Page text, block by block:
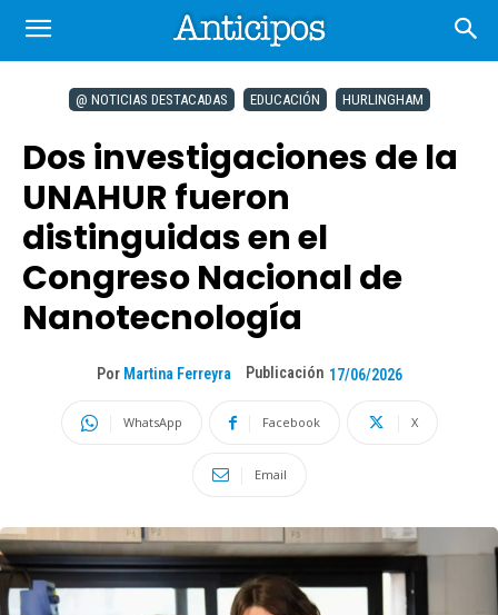
@ NOTICIAS DESTACADAS EDUCACIÓN HURLINGHAM
Dos investigaciones de la
UNAHUR fueron
distinguidas en el
Congreso Nacional de
Nanotecnología
Por Martina Ferreyra Publicación 17/06/2026
WhatsApp Facebook X
Email